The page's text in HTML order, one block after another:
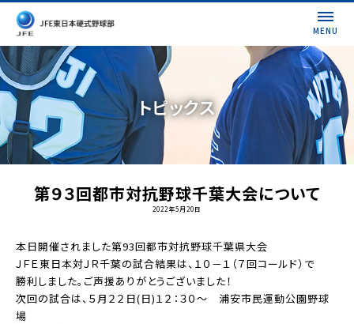
MENU
トピックス
第９３回都市対抗野球千葉大会について
2022年5月20日
本日開催されました第93回都市対抗野球千葉県大会
ＪＦＥ東日本対ＪＲ千葉の試合結果は、１０－１（７回コールド）で
勝利しました。ご声援ありがとうございました！
次回の試合は、５月２２日(日)１２：３０～ 浦安市民運動公園野球
場